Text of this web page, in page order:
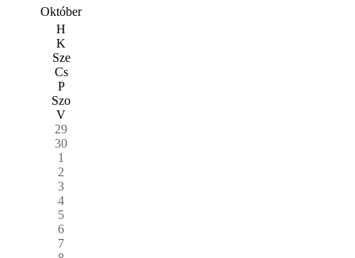
Október
H
K
Sze
Cs
P
Szo
V
29
30
1
2
3
4
5
6
7